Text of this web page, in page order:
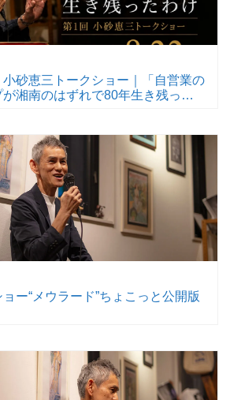
小砂恵三トークショー｜「自営業の
湘南のはずれで80年生き残った
ー“メウラード”ちょこっと公開版